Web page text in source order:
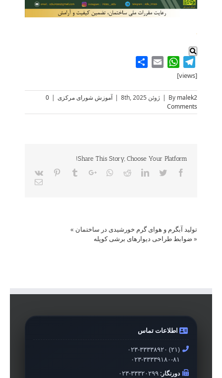
.
Telegram
WhatsApp
Email
[views]
By malek2
| ژوئن 8th, 2025 | آموزش شورای مرکزی |
0
Comments
Share This Story, Choose Your Platform!
Facebook
Twitter
LinkedIn
Reddit
Whatsapp
Google+
Tumblr
Pinterest
Vk
Email
تولید آبگرم و هوای گرم خورشیدی در ساختمان »
« ضوابط طراحی دیوارهای برشی کوپله
اطلاعات تماس
۰۲۳-۳۳۳۳۸۹۲۰ (۲۱)
۰۲۳-۳۳۳۳۹۱۸۰-۸۱
دورنگار:۰۲۳-۳۳۳۲۰۲۹۹